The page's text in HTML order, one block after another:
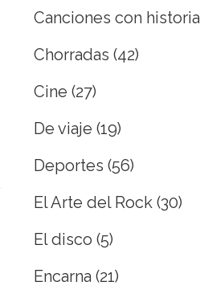
Canciones con historia
Chorradas (42)
Cine (27)
De viaje (19)
Deportes (56)
El Arte del Rock (30)
El disco (5)
Encarna (21)